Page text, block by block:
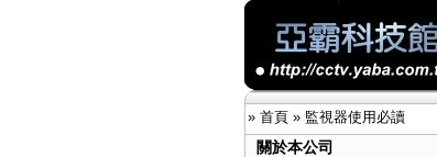
» 首頁 » 監視器使用必讀
關於本公司